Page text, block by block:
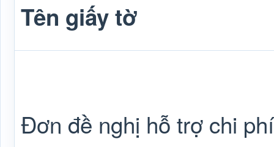
Tên giấy tờ
Đơn đề nghị hỗ trợ chi